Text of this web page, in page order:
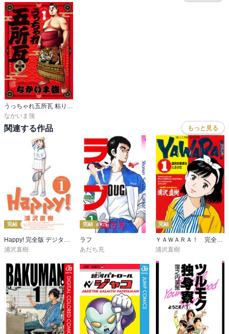
うっちゃれ五所瓦 粘り腰編
なかいま強
関連する作品 もっと見る
完結
浦沢直樹
完結
ラフ
あだち充
完結
浦沢直樹